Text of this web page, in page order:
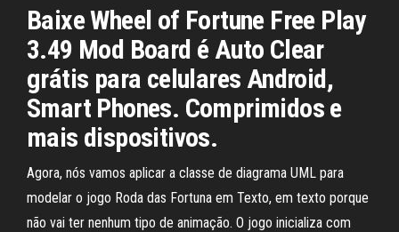
Baixe Wheel of Fortune Free Play
3.49 Mod Board é Auto Clear
grátis para celulares Android,
Smart Phones. Comprimidos e
mais dispositivos.
Agora, nós vamos aplicar a classe de diagrama UML para
modelar o jogo Roda das Fortuna em Texto, em texto porque
não vai ter nenhum tipo de animação. O jogo inicializa com